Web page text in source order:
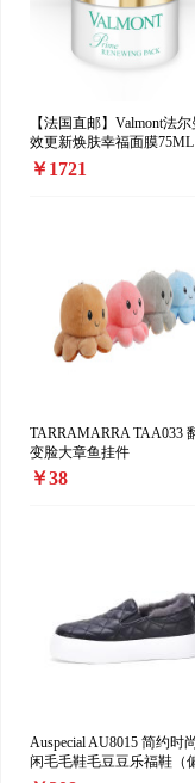
【法国直邮】Valmont法
效更新焕肤幸福面膜75ML
￥1721
TARRAMARRA TAA033
变脸大章鱼挂件
￥38
Auspecial AU8015 简约时
闲毛毛鞋毛豆豆乐福鞋（